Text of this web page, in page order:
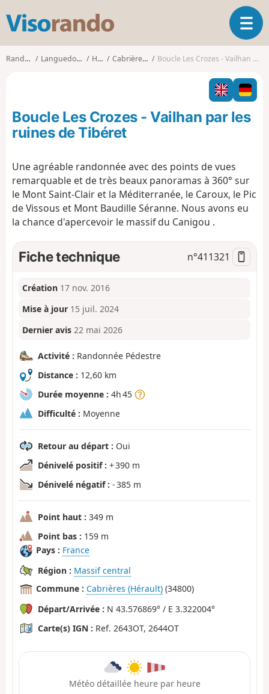
s
o
o
O
u
i
r
l
a
g
a
t
n
Randonnées Languedoc-Roussillon Hérault Cabrières (Hérault) Boucle Les Crozes - Vailhan par les ruines de Tibéret
Boucle Les Crozes - Vailhan par les
ruines de Tibéret
Une agréable randonnée avec des points de vues
remarquable et de très beaux panoramas à 360° sur
le Mont Saint-Clair et la Méditerranée, le Caroux, le Pic
de Vissous et Mont Baudille Séranne. Nous avons eu
la chance d'apercevoir le massif du Canigou .
Fiche technique n°411321
Création 17 nov. 2016
Mise à jour 15 juil. 2024
Dernier avis 22 mai 2026
Activité : Randonnée Pédestre
Distance : 12,60 km
Durée moyenne : 4h 45
Difficulté : Moyenne
Retour au départ : Oui
Dénivelé positif : + 390 m
Dénivelé négatif : - 385 m
Point haut : 349 m
Point bas : 159 m
Pays : France
Région : Massif central
Commune : Cabrières (Hérault) (34800)
Départ/Arrivée : N 43.576869° / E 3.322004°
Carte(s) IGN : Ref. 2643OT, 2644OT
Météo détaillée heure par heure